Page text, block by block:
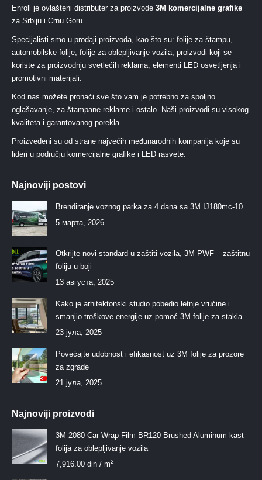
Enroll je ovlašteni distributer za proizvode 3M komercijalne grafike
za Srbiju i Crnu Goru.
Specijalisti smo u prodaji proizvoda, kao što su: folije za štampu,
automobilske folije, folije za oblepljivanje vozila, proizvodi koji se
koriste za proizvodnju svetlećih reklama, elementi LED osvetljenja i
promotivni materijali.
Kod nas možete pronaći sve što vam je potrebno za spoljno
oglašavanje, za štampane reklame i ostalo. Naši proizvodi su visokog
kvaliteta i garantovanog porekla.
Proizvedeni su od strane najvećih međunarodnih kompanija koje su
lideri u području komercijalne grafike i LED rasvete.
Najnoviji postovi
Brendiranje voznog parka za 4 dana sa 3M IJ180mc-10
5 марта, 2026
Otkrijte novi standard u zaštiti vozila, 3M PWF – zaštitnu
foliju u boji
13 августа, 2025
Kako je arhitektonski studio pobedio letnje vrućine i
smanjio troškove energije uz pomoć 3M folije za stakla
23 јула, 2025
Povećajte udobnost i efikasnost uz 3M folije za prozore
za zgrade
21 јула, 2025
Najnoviji proizvodi
3M 2080 Car Wrap Film BR120 Brushed Aluminum kast
folija za oblepljivanje vozila
7,916.00 din / m2